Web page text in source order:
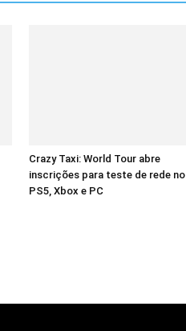
Crazy Taxi: World Tour abre
inscrições para teste de rede no
PS5, Xbox e PC